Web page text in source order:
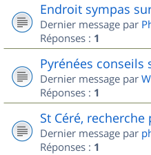
Endroit sympas
Dernier message par
Réponses : 1
Pyrénées conseils
Dernier message par
Réponses : 1
St Céré, recherche
Dernier message par
Réponses : 1